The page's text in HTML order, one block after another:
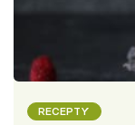
RECEPTY